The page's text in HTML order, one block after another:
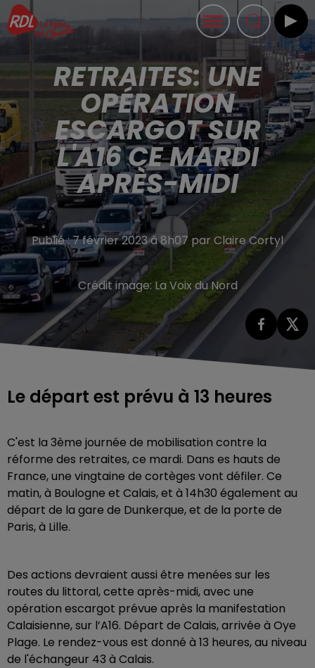
RETRAITES: UNE
OPÉRATION
ESCARGOT SUR
L'A16 CE MARDI
APRÈS-MIDI
Publié : 7 février 2023 à 8h07 par Claire Cortyl
Crédit image: La Voix du Nord
Le départ est prévu à 13 heures
C'est la 3ème journée de mobilisation contre la
réforme des retraites, ce mardi. Dans es hauts de
France, une vingtaine de cortèges vont défiler. Ce
matin, à Boulogne et Calais, et à 14h30 également au
départ de la gare de Dunkerque, et de la porte de
Paris, à Lille.
Des actions devraient aussi être menées sur les
routes du littoral, cette après-midi, avec une
opération escargot prévue après la manifestation
Calaisienne, sur l’A16. Départ de Calais, arrivée à Oye
Plage. Le rendez-vous est donné à 13 heures, au niveau
de l'échangeur 43 à Calais.